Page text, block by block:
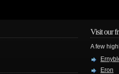
Visit our
A few
Eron